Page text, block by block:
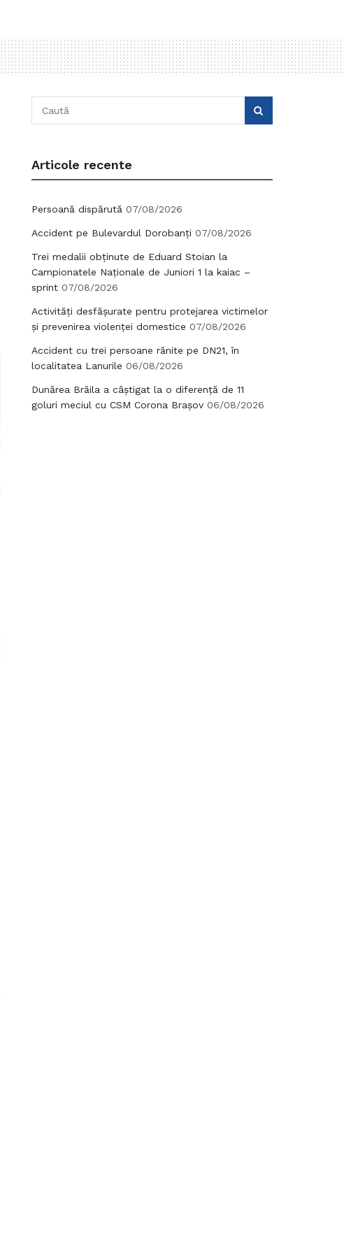
Articole recente
Persoană dispărută 07/08/2026
Accident pe Bulevardul Dorobanți 07/08/2026
Trei medalii obținute de Eduard Stoian la
Campionatele Naționale de Juniori 1 la kaiac –
sprint 07/08/2026
Activități desfășurate pentru protejarea victimelor
și prevenirea violenței domestice 07/08/2026
Accident cu trei persoane rănite pe DN21, în
localitatea Lanurile 06/08/2026
Dunărea Brăila a câștigat la o diferență de 11
goluri meciul cu CSM Corona Brașov 06/08/2026